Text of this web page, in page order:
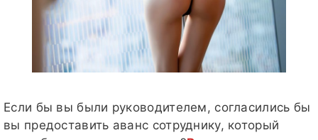
Если бы вы были руководителем, согласились бы
вы предоставить аванс сотруднику, который